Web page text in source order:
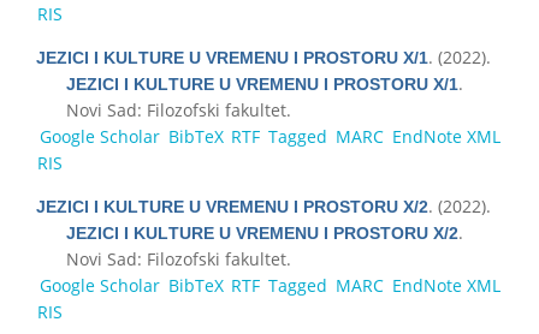
RIS
ЈЕZICI I KULТURЕ U VRЕМЕNU I PRОSТОRU X/1. (2022).
ЈЕZICI I KULТURЕ U VRЕМЕNU I PRОSТОRU X/1.
Novi Sad: Filozofski fakultet.
Google Scholar BibTeX RTF Tagged MARC EndNote XML
RIS
ЈЕZICI I KULТURЕ U VRЕМЕNU I PRОSТОRU X/2. (2022).
ЈЕZICI I KULТURЕ U VRЕМЕNU I PRОSТОRU X/2.
Novi Sad: Filozofski fakultet.
Google Scholar BibTeX RTF Tagged MARC EndNote XML
RIS